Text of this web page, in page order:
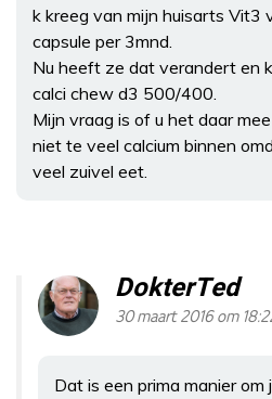
k kreeg van mijn huisarts Vit3
capsule per 3mnd.
Nu heeft ze dat verandert en
calci chew d3 500/400.
Mijn vraag is of u het daar
niet te veel calcium binnen
veel zuivel eet.
DokterTed
30 maart 2016 om
Dat is een prima manier om